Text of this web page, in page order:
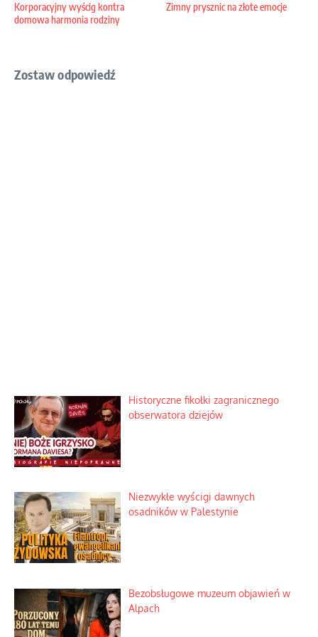
Korporacyjny wyścig kontra
domowa harmonia rodziny
Zimny prysznic na złote emocje
Zostaw odpowiedź
Historyczne fikołki zagranicznego
obserwatora dziejów
Niezwykłe wyścigi dawnych
osadników w Palestynie
Bezobsługowe muzeum objawień w
Alpach